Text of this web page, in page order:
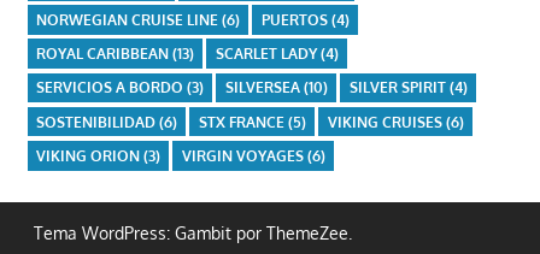
NORWEGIAN CRUISE LINE (6) PUERTOS(4)
ROYAL CARIBBEAN(13) SCARLET LADY(4)
SERVICIOS A BORDO (3) SILVERSEA(10) SILVER SPIRIT(4)
SOSTENIBILIDAD(6) STX FRANCE (5) VIKING CRUISES(6)
VIKING ORION(3) VIRGIN VOYAGES(6)
Tema WordPress: Gambit por ThemeZee.